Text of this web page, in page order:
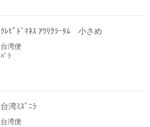
ｸﾚﾋﾟﾄﾞﾏﾈｽ ｱｳﾘｸﾗｰﾀﾑ 小さめ
台湾便
ﾊﾞﾗ
台湾ﾐｽﾞﾆﾗ
台湾便